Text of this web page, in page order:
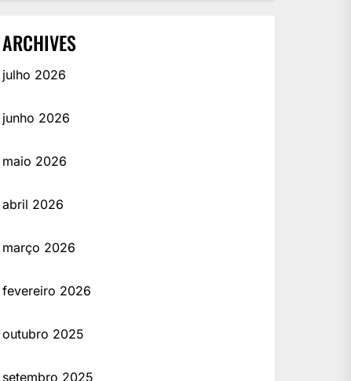
ARCHIVES
julho 2026
junho 2026
maio 2026
abril 2026
março 2026
fevereiro 2026
outubro 2025
setembro 2025